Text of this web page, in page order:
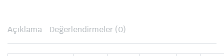
Açıklama Değerlendirmeler (0)